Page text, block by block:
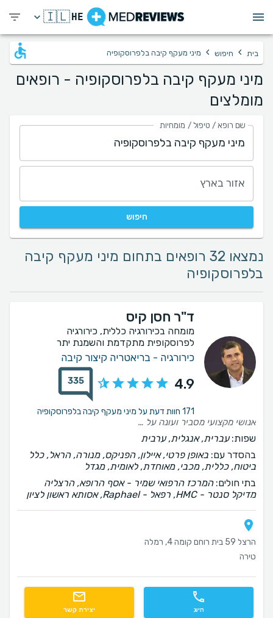
HE
🇮🇱
בית › חיפוש › מיני מעקף קיבה בלפרוסקופיה
מיני מעקף קיבה בלפרוסקופיה - רופאים
מומלצים
שם רופא / טיפול / מומחיות
אזור בארץ
חיפוש
נמצאו 32 רופאים בתחום מיני מעקף קיבה
בלפרוסקופיה
ד"ר חסן קיס
מומחה בכירורגיה כללית, כירורגיה
לפרוסקופית מתקדמת והשמנת יתר
כירורגיה - בריאטריה קיצור קיבה
4.9
335
171 חוות דעת על מיני מעקף קיבה בלפרוסקופיה
אנושי מקצועי מסביר ועונה על כל שאלה , הגעתי אליו דרך ביתי ובהמלצתי 2 חברות שלי נותחו והשלישית בדרך. ממליצה על ד"ר קיס בחום
שפות:עברית, אנגלית, ערבית
בהסדר עם: באופן פרטי, איילון, הפניקס, מנורה, הראל, כלל
ביטוח, כללית, מכבי, מאוחדת, לאומית, מגדל
בתי חולים:המרכז הרפואי שמיר - אסף הרופא, הרצליה
מדיקל סנטר - HMC, רפאל - Raphael, אסותא ראשון לציון
הרצל 59 בית רוחם קומה 4, רמלה
טירה
חיוג יצירת קשר